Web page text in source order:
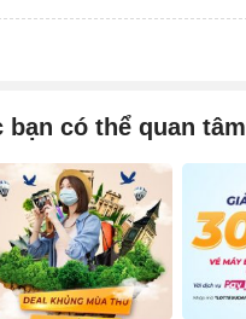
bạn có thể quan tâm